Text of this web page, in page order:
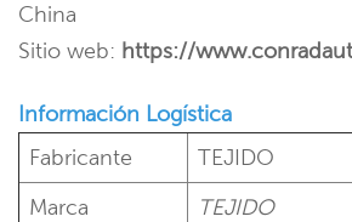
China
Sitio web: https://
Información Logística
Fabricante
TEJIDO
Marca
TEJIDO